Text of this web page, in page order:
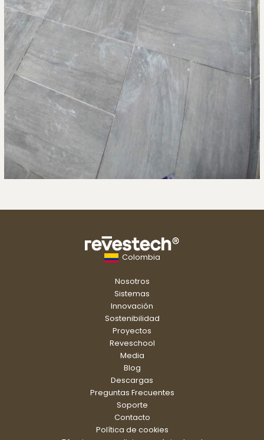
Colombia
Nosotros
Sistemas
Innovación
Sostenibilidad
Proyectos
Reveschool
Media
Blog
Descargas
Preguntas Frecuentes
Soporte
Contacto
Política de cookies